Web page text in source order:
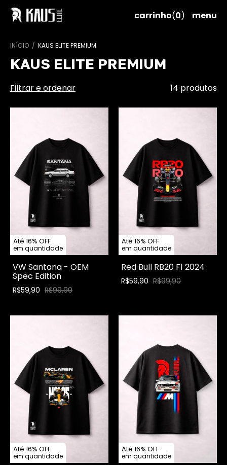
menu
carrinho(0)
INÍCIO / KAUS ELITE PREMIUM
KAUS ELITE PREMIUM
Filtrar e ordenar 14 produtos
Até 16% OFF
em quantidade
VW Santana - OEM
Spec Edition
R$59,90 R$99,90
Até 16% OFF
em quantidade
Red Bull RB20 F1 2024
R$59,90 R$99,90
Até 16% OFF
em quantidade
Até 16% OFF
em quantidade